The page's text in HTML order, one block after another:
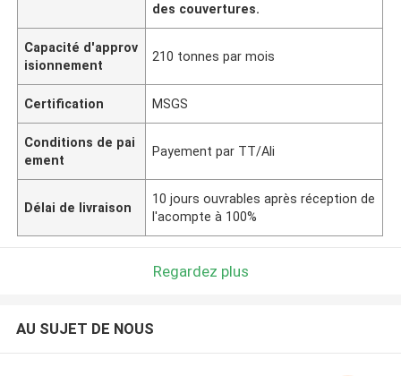
des couvertures.
Capacité d'approv
isionnement
210 tonnes par mois
Certification MSGS
Conditions de pai
ement
Payement par TT/Ali
Délai de livraison
10 jours ouvrables après réception de
l'acompte à 100%
Regardez plus
AU SUJET DE NOUS